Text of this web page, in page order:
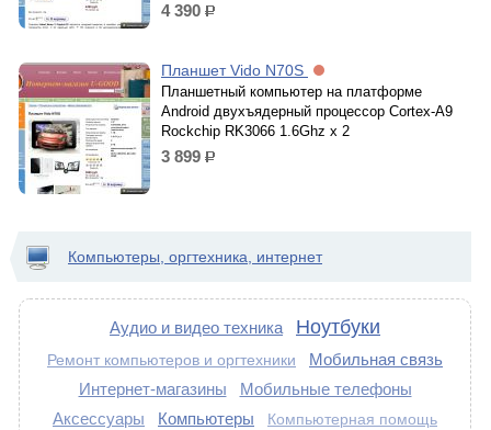
4 390 р.
Планшет Vido N70S
Планшетный компьютер на платформе
Android двухъядерный процессор Cortex-A9
Rockchip RK3066 1.6Ghz x 2
3 899 р.
Компьютеры, оргтехника, интернет
Аудио и видео техника Ноутбуки
Ремонт компьютеров и оргтехники
Мобильная связь
Интернет-магазины
Мобильные телефоны
Аксессуары
Компьютеры Компьютерная помощь